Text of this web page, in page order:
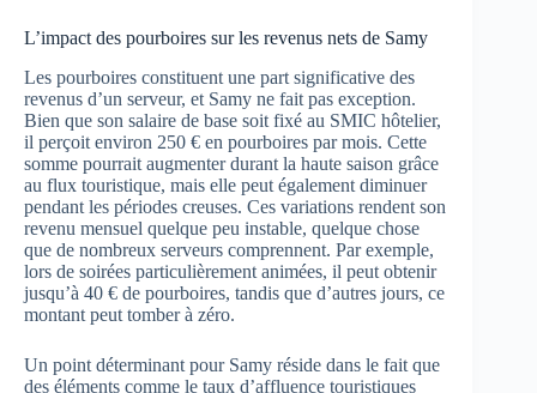
L’impact des pourboires sur les revenus nets de Samy
Les pourboires constituent une part significative des
revenus d’un serveur, et Samy ne fait pas exception.
Bien que son salaire de base soit fixé au SMIC hôtelier,
il perçoit environ 250 € en pourboires par mois. Cette
somme pourrait augmenter durant la haute saison grâce
au flux touristique, mais elle peut également diminuer
pendant les périodes creuses. Ces variations rendent son
revenu mensuel quelque peu instable, quelque chose
que de nombreux serveurs comprennent. Par exemple,
lors de soirées particulièrement animées, il peut obtenir
jusqu’à 40 € de pourboires, tandis que d’autres jours, ce
montant peut tomber à zéro.
Un point déterminant pour Samy réside dans le fait que
des éléments comme le taux d’affluence touristiques